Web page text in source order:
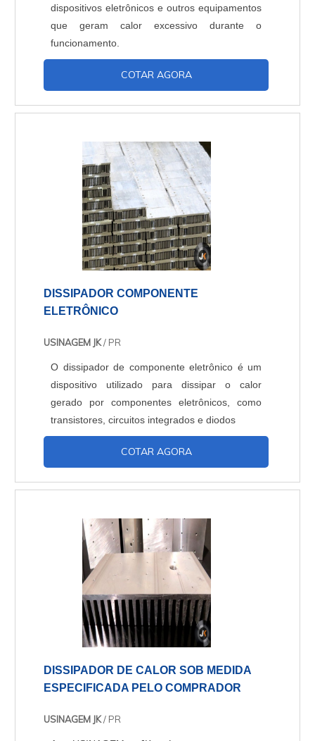
dispositivos eletrônicos e outros equipamentos
que geram calor excessivo durante o
funcionamento.
COTAR AGORA
DISSIPADOR COMPONENTE
ELETRÔNICO
USINAGEM JK/ PR
O dissipador de componente eletrônico é um
dispositivo utilizado para dissipar o calor
gerado por componentes eletrônicos, como
transistores, circuitos integrados e diodos
COTAR AGORA
DISSIPADOR DE CALOR SOB MEDIDA
ESPECIFICADA PELO COMPRADOR
USINAGEM JK/ PR